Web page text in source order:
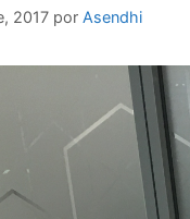
2017 por Asendhi